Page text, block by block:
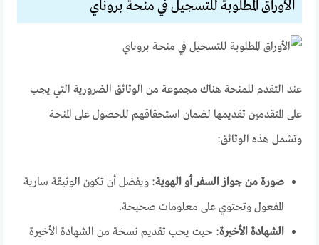
الأوراق المطلوبة للتسجيل في منحة بروناي
عند التقدم للمنحة هناك مجموعة من الوثائق الضرورية التي يجب
على المتقدمين تقديمها لضمان استحقاقهم للحصول على المنحة
وتشمل هذه الوثائق:
صورة من جواز السفر أو الهوية: ويفضل أن تكون الوثيقة سارية
المفعول وتحتوي على معلومات صحيحة.
الشهادة الأخيرة: حيث يجب تقديم نسخة من الشهادة الأخيرة